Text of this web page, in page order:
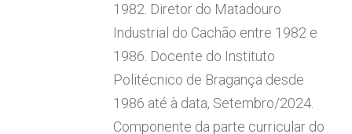
1982. Diretor do Matadouro
Industrial do Cachão entre 1982 e
1986. Docente do Instituto
Politécnico de Bragança desde
1986 até à data, Setembro/2024.
Componente da parte curricular do